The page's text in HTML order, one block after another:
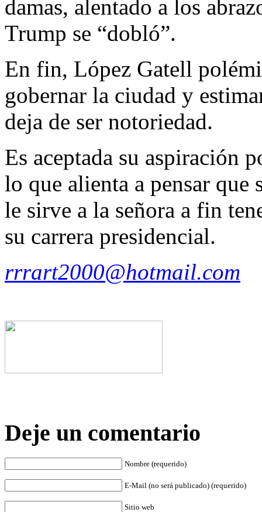
damas, alentado a los
Trump se “dobló”.
En fin, López Gatell
gobernar la ciudad y
deja de ser notoriedad.
Es aceptada su aspiración
lo que alienta a pensar que
le sirve a la señora a fin
su carrera presidencial.
rrrart2000@hotmail.com
Deje un comentario
Nombre (requerido)
E-Mail (no será publicado) (requerido)
Sitio web